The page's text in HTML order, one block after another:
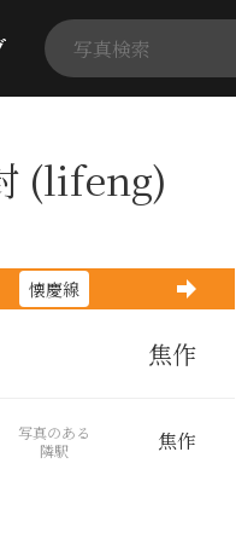
(lifeng)
懐慶線
焦作
写真のある
隣駅
焦作